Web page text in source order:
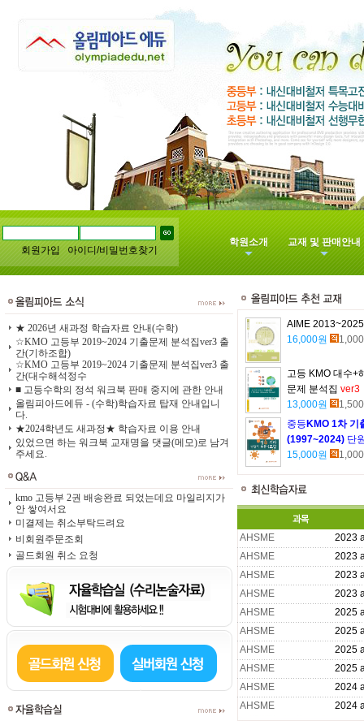
회원가입 아이디/비밀번호찾기
학원소개 교재 및 판매안내
★ 2026년 새과정 학습자료 안내(수학)
☆KMO 고등부 2019~2024 기출문제 분석집ver3 출
간(기하조합)
☆KMO 고등부 2019~2024 기출문제 분석집ver3 출
간(대수해석정수
■ 고등수학의 정석 워크북 판매 중지에 관한 안내
올림피아드에듀 - (수학)학습자료 탑재 안내입니
다.
★2024학년도 새과정★ 학습자료 이용 안내
있었으면 하는 워크북 교재명을 댓글(메모)로 남겨
주세요.
kmo 고등부 2권 배송완료 되었는데요 마일리지가
안 쌓여서요
미결제는 취소부탁드려요
비회원주문조회
골드회원 취소 요청
AIME
16,000원
고등 KMO 대수+
문제 분석집 ver3
13,000원
중등 KMO 1차 기
(1997~2024) 단
15,000원
AHSME
2023
AHSME
2023
AHSME
2023
AHSME
2023
AHSME
2025
AHSME
2025
AHSME
2025
AHSME
2025
AHSME
2024
AHSME
2024